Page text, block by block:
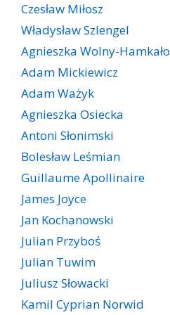
Czesław Miłosz
Władysław Szlengel
Agnieszka Wolny-Hamkało
Adam Mickiewicz
Adam Ważyk
Agnieszka Osiecka
Antoni Słonimski
Bolesław Leśmian
Guillaume Apollinaire
James Joyce
Jan Kochanowski
Julian Przyboś
Julian Tuwim
Juliusz Słowacki
Kamil Cyprian Norwid